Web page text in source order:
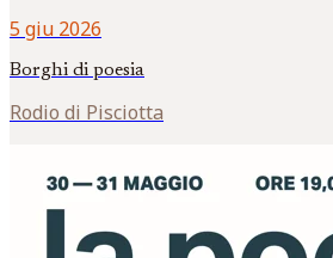
5 giu 2026
Borghi di poesia
Rodio di Pisciotta